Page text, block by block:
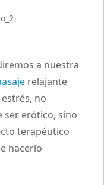
a nuestra
relajante
no
ser erótico, sino
terapéutico
hacerlo